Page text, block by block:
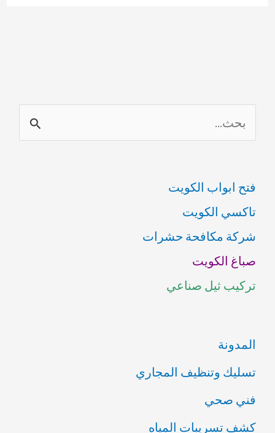
ل
ح
ث
ع
ن
:
فتح ابواب الكويت
تاكسي الكويت
شركة مكافحة حشرات
صباغ الكويت
تركيب ثيل صناعي
المدونة
تسليك وتنظيف المجاري
فني صحي
كشف تسريبات المياه